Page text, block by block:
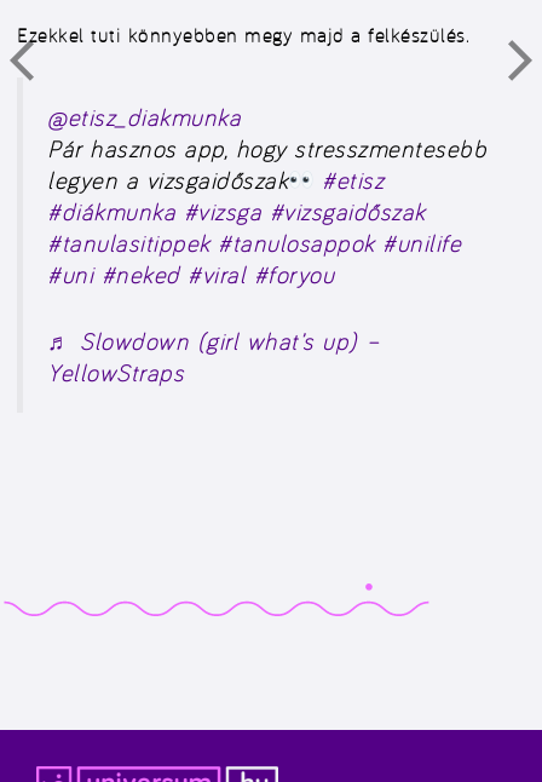
Ezekkel tuti könnyebben megy majd a felkészülés.
@etisz_diakmunka
Pár hasznos app, hogy stresszmentesebb
legyen a vizsgaidőszak
#etisz
#diákmunka #vizsga #vizsgaidőszak
#tanulasitippek #tanulosappok #unilife
#uni #neked #viral #foryou
♬ Slowdown (girl what’s up) –
YellowStraps